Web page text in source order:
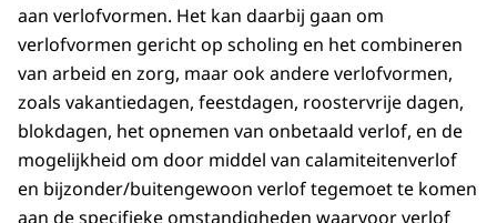
aan verlofvormen. Het kan daarbij gaan om
verlofvormen gericht op scholing en het combineren
van arbeid en zorg, maar ook andere verlofvormen,
zoals vakantiedagen, feestdagen, roostervrije dagen,
blokdagen, het opnemen van onbetaald verlof, en de
mogelijkheid om door middel van calamiteitenverlof
en bijzonder/buitengewoon verlof tegemoet te komen
aan de specifieke omstandigheden waarvoor verlof